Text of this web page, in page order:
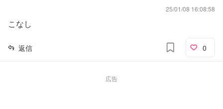
25/01/08 16:08:58
こなし
返信 0
広告